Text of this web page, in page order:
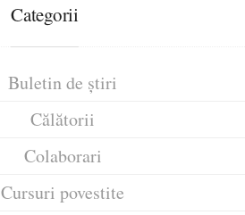
Categorii
Buletin de știri
Călătorii
Colaborari
Cursuri povestite